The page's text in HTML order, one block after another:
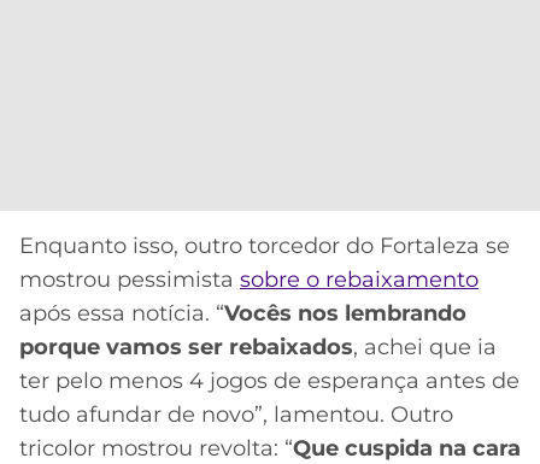
Enquanto isso, outro torcedor do Fortaleza se
mostrou pessimista sobre o rebaixamento
após essa notícia. “Vocês nos lembrando
porque vamos ser rebaixados, achei que ia
ter pelo menos 4 jogos de esperança antes de
tudo afundar de novo”, lamentou. Outro
tricolor mostrou revolta: “Que cuspida na cara